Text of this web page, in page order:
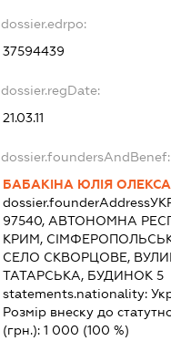
dossier.edrpo:
37594439
dossier.regDate:
21.03.11
dossier.foundersAndBenef:
БАБАКІНА ЮЛІЯ
dossier.founderAddress
97540, АВТОНОМНА
КРИМ,
СЕЛО СКВОРЦОВЕ,
ТАТАРСЬКА, БУДИНОК 5
statements.nationality:
Розмір внеску до
(грн.):1 000 (100 %)